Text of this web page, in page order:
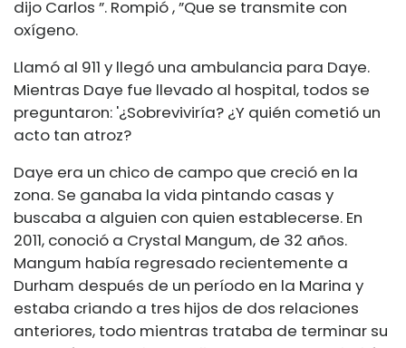
dijo Carlos ”. Rompió , ”Que se transmite con
oxígeno.
Llamó al 911 y llegó una ambulancia para Daye.
Mientras Daye fue llevado al hospital, todos se
preguntaron: '¿Sobreviviría? ¿Y quién cometió un
acto tan atroz?
Daye era un chico de campo que creció en la
zona. Se ganaba la vida pintando casas y
buscaba a alguien con quien establecerse. En
2011, conoció a Crystal Mangum, de 32 años.
Mangum había regresado recientemente a
Durham después de un período en la Marina y
estaba criando a tres hijos de dos relaciones
anteriores, todo mientras trataba de terminar su